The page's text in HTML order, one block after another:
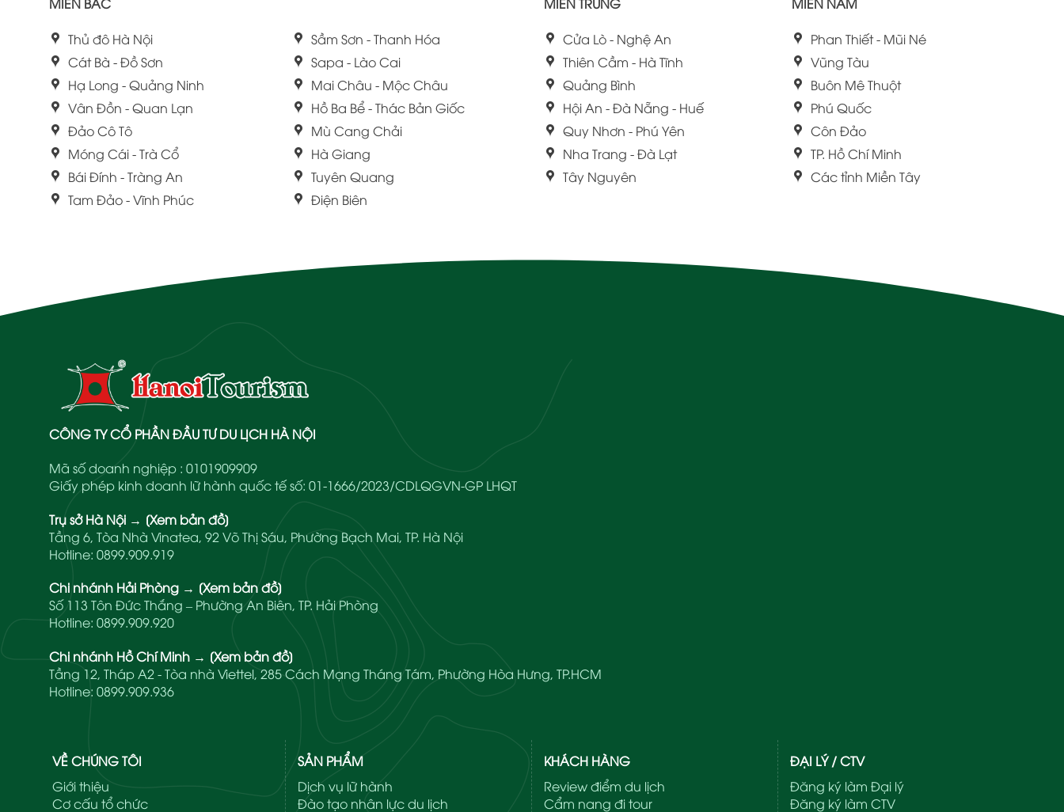
Thủ đô Hà Nội
Cát Bà - Đồ Sơn
Hạ Long - Quảng Ninh
Vân Đồn - Quan Lạn
Đảo Cô Tô
Móng Cái - Trà Cổ
Bái Đính - Tràng An
Tam Đảo - Vĩnh Phúc
Sầm Sơn - Thanh Hóa
Sapa - Lào Cai
Mai Châu - Mộc Châu
Hồ Ba Bể - Thác Bản Giốc
Mù Cang Chải
Hà Giang
Tuyên Quang
Điện Biên
Cửa Lò - Nghệ An
Thiên Cầm - Hà Tĩnh
Quảng Bình
Hội An - Đà Nẵng - Huế
Quy Nhơn - Phú Yên
Nha Trang - Đà Lạt
Tây Nguyên
Phan Thiết - Mũi Né
Vũng Tàu
Buôn Mê Thuột
Phú Quốc
Côn Đảo
TP. Hồ Chí Minh
Các tỉnh Miền Tây
CÔNG TY CỔ PHẦN ĐẦU TƯ DU LỊCH HÀ NỘI
Mã số doanh nghiệp : 0101909909
Giấy phép kinh doanh lữ hành quốc tế số: 01-1666/2023/CDLQGVN-GP LHQT
Trụ sở Hà Nội → [Xem bản đồ]
Tầng 6, Tòa Nhà Vinatea, 92 Võ Thị Sáu, Phường Bạch Mai, TP. Hà Nội
Hotline: 0899.909.919
Chi nhánh Hải Phòng → [Xem bản đồ]
Số 113 Tôn Đức Thắng – Phường An Biên, TP. Hải Phòng
Hotline: 0899.909.920
Chi nhánh Hồ Chí Minh → [Xem bản đồ]
Tầng 12, Tháp A2 - Tòa nhà Viettel, 285 Cách Mạng Tháng Tám, Phường Hòa Hưng, TP.HCM
Hotline: 0899.909.936
VỀ CHÚNG TÔI
Giới thiệu
Cơ cấu tổ chức
SẢN PHẨM
Dịch vụ lữ hành
Đào tạo nhân lực du lịch
KHÁCH HÀNG
Review điểm du lịch
Cẩm nang đi tour
ĐẠI LÝ / CTV
Đăng ký làm Đại lý
Đăng ký làm CTV